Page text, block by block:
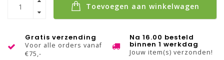
Toevoegen aan winkelwagen
Gratis verzending
Voor alle orders vanaf
€75,-
Na 16.00 besteld
binnen 1 werkdag
Jouw item(s) verzonden!